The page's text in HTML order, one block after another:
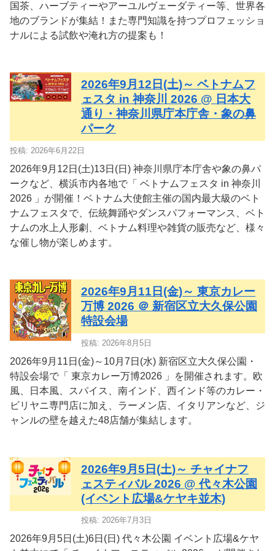
国茶、ハーブティーやアーユルヴェーダティー等、世界各
地のブランドが集結！また専門知識を持つプロフェッショ
ナルによる試飲や淹れ方の提案も！
2026年9月12日(土)～ ベトナムフ
ェスタ in 神奈川 2026 @ 日本大
通り・神奈川県庁本庁舎・象の鼻
パーク
投稿: 2026年6月22日
2026年9月12日(土)13日(日) 神奈川県庁本庁舎や象の鼻パ
ークなど、横浜市内各地で「 ベトナムフェスタ in 神奈川
2026 」が開催！ベトナム大使館主催の国内最大級のベト
ナムフェスタで、伝統舞踊やダンスパフォーマンス、ベト
ナムの水上人形劇、ベトナム料理や雑貨の販売など、様々
な催し物が楽しめます。
2026年9月11日(金)～ 東京カレー
万博 2026 ＠ 新宿区立大久保公園
特設会場
投稿: 2026年8月5日
2026年9月11日(金)～10月7日(水) 新宿区立大久保公園・
特設会場で「 東京カレー万博2026 」を開催されます。欧
風、日本風、スパイス、南インド、西インド等のカレー・
ビリヤニ専門店に加え、ラーメン店、イタリアンなど、ジ
ャンルの壁を越えた48店舗が集結します。
2026年9月5日(土)～ チャイナフ
ェスティバル 2026 @ 代々木公園
(イベント広場&ケヤキ並木)
投稿: 2026年7月3日
2026年9月5日(土)6日(日) 代々木公園 イベント広場&ケヤ